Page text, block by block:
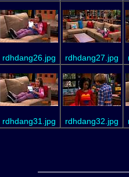
rdhdang26.jpg rdhdang27.jpg
rdhdang31.jpg rdhdang32.jpg